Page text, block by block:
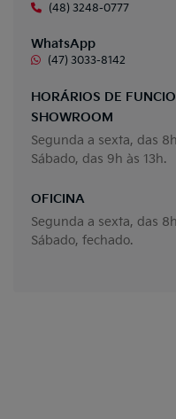
(48) 3248-0777
WhatsApp
(47) 3033-8142
HORÁRIOS DE
SHOWROOM
Segunda a sexta, das
Sábado, das 9h às 13h.
OFICINA
Segunda a sexta, das
Sábado, fechado.